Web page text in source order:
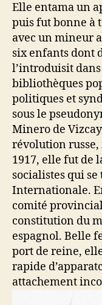
Elle entama un
puis fut bonne à
avec un mineur
six enfants dont
l’introduisit
bibliothèques
politiques et
sous le
Minero de
révolution
1917, elle fut de
socialistes qui
Internationale.
comité
constitution du
espagnol. Belle
port de reine,
rapide
attachement